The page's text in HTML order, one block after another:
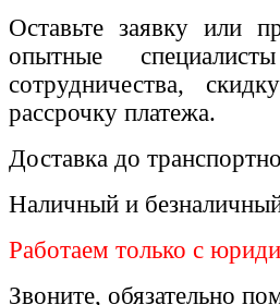
Оставьте заявку или
опытные
сотрудничества,
рассрочку платежа.
Доставка до
Наличный и
Работаем только с
Звоните, обязательно